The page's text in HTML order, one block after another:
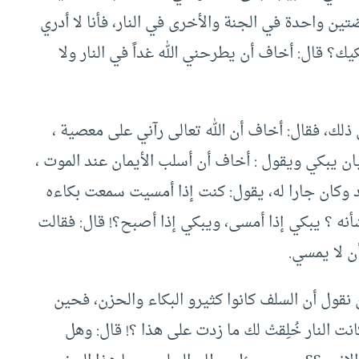
واحدة في الجنة والأخرى في النار، فأنا لا أدري
قال: أخاف أن يطرحني الله غداً في النار ولا
فقال: أخاف أن الله تعالى رآني على معصية ،
يبكي ويقول : أخاف أن أسلب الأيمان عند الموت ،
جارا له، يقول: كنت إذا أمسيت سمعت بكاءه
؟ يبكي إذا أمسى، ويبكي إذا أصبح؟! قال: فقالت
لا يمسي.
أن السلف كانوا كثيرو البكاء والحزن، فحين
النار خُلِقتْ لك ما زدت على هذا ؟! قال: وهل